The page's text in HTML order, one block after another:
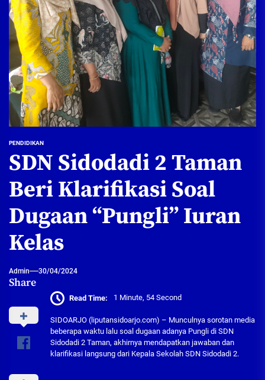
PENDIDIKAN
SDN Sidodadi 2 Taman
Beri Klarifikasi Soal
Dugaan “Pungli” Iuran
Kelas
Admin 30/04/2024
Share
Read Time: 1 Minute, 54 Second
SIDOARJO (liputansidoarjo.com) – Munculnya sorotan media
beberapa waktu lalu soal dugaan adanya Pungli di SDN
Sidodadi 2 Taman, akhirnya mendapatkan jawaban dan
klarifikasi langsung dari Kepala Sekolah SDN Sidodadi 2.